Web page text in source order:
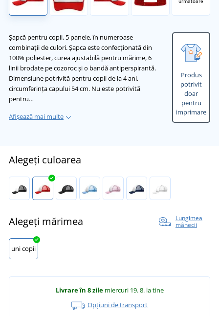
Șapcă pentru copii, 5 panele, în numeroase
combinații de culori. Șapca este confecționată din
100% poliester, curea ajustabilă pentru mărime, 6
linii brodate pe cozoroc și o bandă antiperspirantă.
Dimensiune potrivită pentru copii de la 4 ani,
circumferința capului 54 cm. Nu este potrivită
pentru…
Afișează mai multe
Produs
potrivit
doar
pentru
imprimare
Alegeți culoarea
Alegeți mărimea
Lungimea
mânecii
uni copii
Livrare în 8 zile miercuri 19. 8. la tine
Opțiuni de transport